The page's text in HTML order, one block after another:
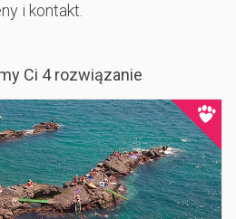
i kontakt.
Ci 4 rozwiązanie